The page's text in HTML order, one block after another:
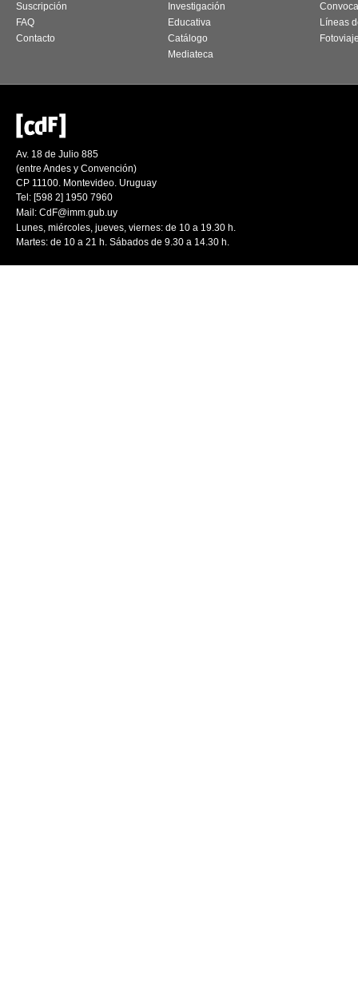
Suscripción
FAQ
Contacto
Investigación
Educativa
Catálogo
Mediateca
Líneas
Av. 18 de Julio 885
(entre Andes y Convención)
CP 11100. Montevideo. Uruguay
Tel: [598 2] 1950 7960
Mail: CdF@imm.gub.uy
Lunes, miércoles, jueves, viernes: de 10 a 19.30 h.
Martes: de 10 a 21 h. Sábados de 9.30 a 14.30 h.